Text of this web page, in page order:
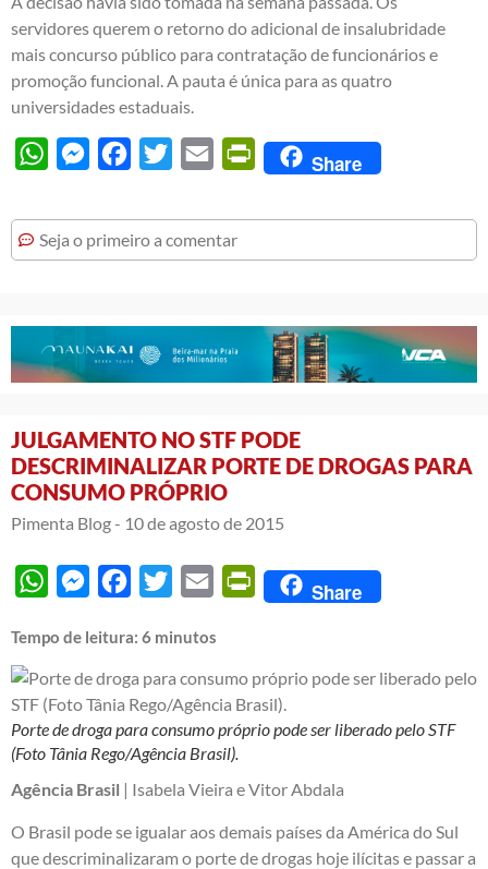
servidores querem o retorno do adicional de insalubridade
mais concurso público para contratação de funcionários e
promoção funcional. A pauta é única para as quatro
universidades estaduais.
WhatsAppMessengerFacebook
Twitter Email PrintFriendly
Share
Seja o primeiro a comentar
JULGAMENTO NO STF PODE
DESCRIMINALIZAR PORTE DE DROGAS PARA
CONSUMO PRÓPRIO
Pimenta Blog - 10 de agosto de 2015
WhatsAppMessengerFacebook
Twitter Email PrintFriendly
Share
Tempo de leitura: 6 minutos
Porte de droga para consumo próprio pode ser liberado pelo STF
(Foto Tânia Rego/Agência Brasil).
Agência Brasil | Isabela Vieira e Vitor Abdala
O Brasil pode se igualar aos demais países da América do Sul
que descriminalizaram o porte de drogas hoje ilícitas e passar a